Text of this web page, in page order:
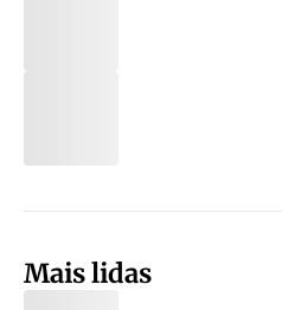
Mais lidas